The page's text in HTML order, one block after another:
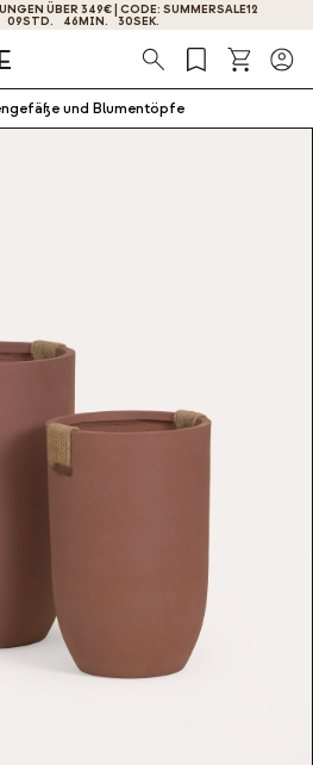
ÜBER 349€ | CODE: SUMMERSALE12
09STD. 46MIN. 30SEK.
Suche
und Blumentöpfe